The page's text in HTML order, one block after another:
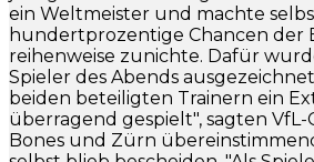
ein Weltmeister und machte
hundertprozentige Chancen der
reihenweise zunichte. Dafür
Spieler des Abends
beiden beteiligten Trainern ein
überragend gespielt", sagten VfL-
Bones und Zürn